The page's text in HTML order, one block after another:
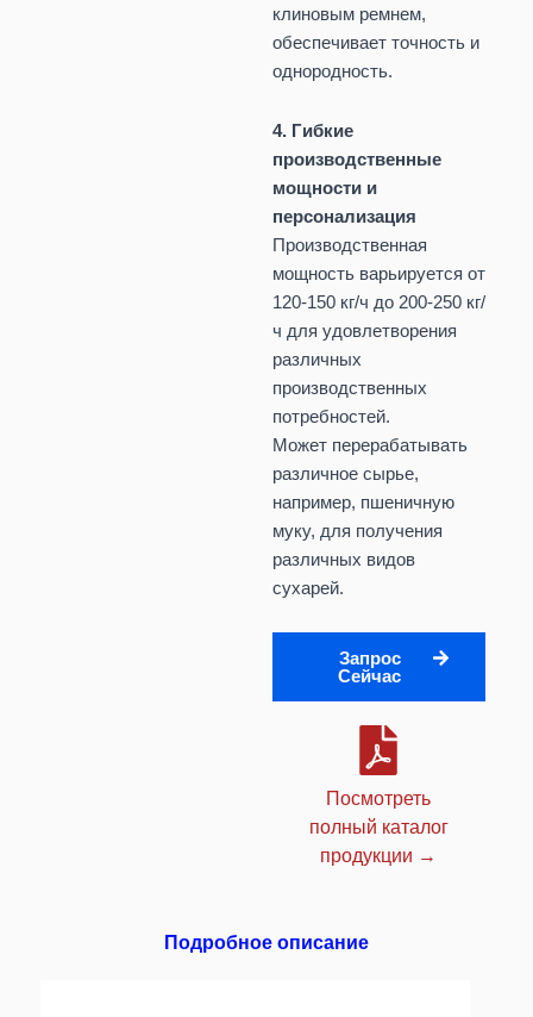
клиновым ремнем,
обеспечивает точность и
однородность.
4. Гибкие
производственные
мощности и
персонализация
Производственная
мощность варьируется от
120-150 кг/ч до 200-250 кг/
ч для удовлетворения
различных
производственных
потребностей.
Может перерабатывать
различное сырье,
например, пшеничную
муку, для получения
различных видов
сухарей.
Запрос
Сейчас
Посмотреть
полный каталог
продукции →
Подробное описание